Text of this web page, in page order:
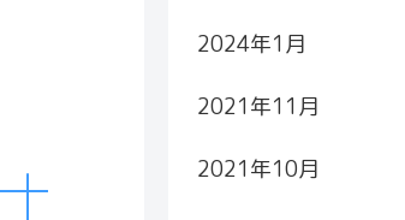
2024年1月
2021年11月
2021年10月